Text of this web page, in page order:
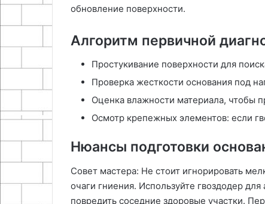
обновление поверхности.
Алгоритм первичной
Простукивание поверхности для
Проверка жесткости основания под
Оценка влажности материала, чтобы
Осмотр крепежных элементов: если
Нюансы подготовки
Совет мастера: Не стоит игнорировать
очаги гниения. Используйте гвоздодер
повредить соседние здоровые участки.